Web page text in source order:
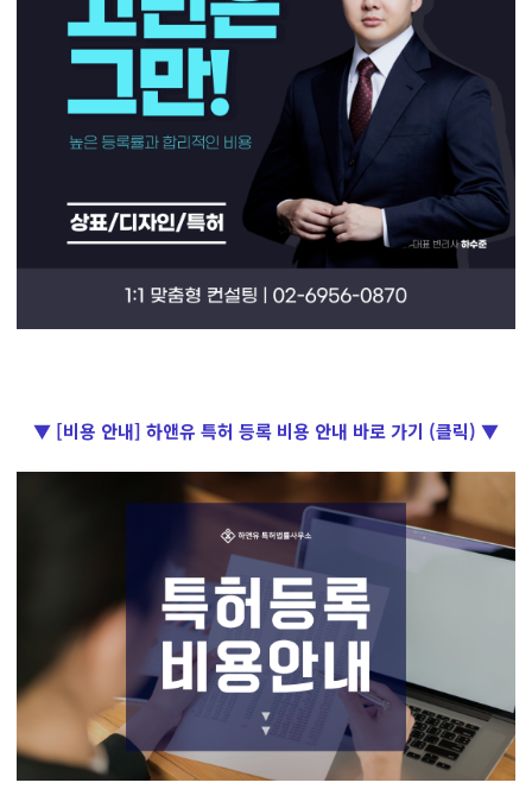
▼ [비용 안내] 하앤유 특허 등록 비용 안내 바로 가기 (클릭) ▼